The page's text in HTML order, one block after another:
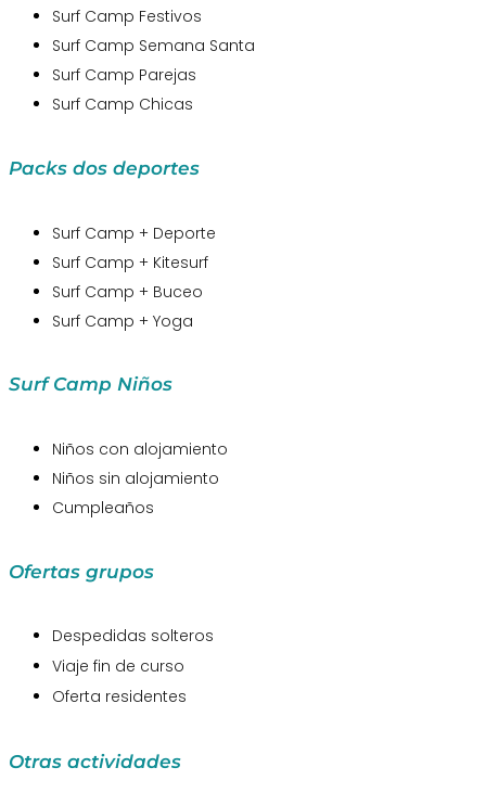
Surf Camp Festivos
Surf Camp Semana Santa
Surf Camp Parejas
Surf Camp Chicas
Packs dos deportes
Surf Camp + Deporte
Surf Camp + Kitesurf
Surf Camp + Buceo
Surf Camp + Yoga
Surf Camp Niños
Niños con alojamiento
Niños sin alojamiento
Cumpleaños
Ofertas grupos
Despedidas solteros
Viaje fin de curso
Oferta residentes
Otras actividades